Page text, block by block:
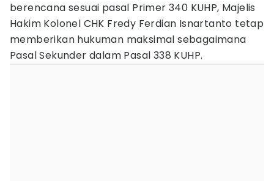
berencana sesuai pasal Primer 340 KUHP, Majelis
Hakim Kolonel CHK Fredy Ferdian Isnartanto tetap
memberikan hukuman maksimal sebagaimana
Pasal Sekunder dalam Pasal 338 KUHP.